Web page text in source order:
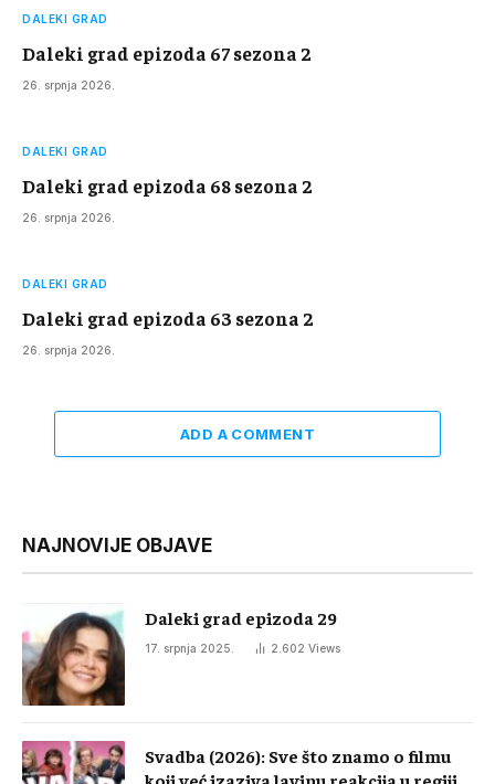
DALEKI GRAD
Daleki grad epizoda 67 sezona 2
26. srpnja 2026.
DALEKI GRAD
Daleki grad epizoda 68 sezona 2
26. srpnja 2026.
DALEKI GRAD
Daleki grad epizoda 63 sezona 2
26. srpnja 2026.
ADD A COMMENT
NAJNOVIJE OBJAVE
Daleki grad epizoda 29
17. srpnja 2025. 2.602 Views
Svadba (2026): Sve što znamo o filmu